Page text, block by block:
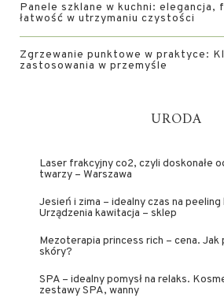
Panele szklane w kuchni: elegancja,
łatwość w utrzymaniu czystości
Zgrzewanie punktowe w praktyce:
zastosowania w przemyśle
URODA
Laser frakcyjny co2, czyli doskonałe
twarzy – Warszawa
Jesień i zima – idealny czas na
Urządzenia kawitacja – sklep
Mezoterapia princess rich – cena. Jak
skóry?
SPA – idealny pomysł na relaks.
zestawy SPA, wanny